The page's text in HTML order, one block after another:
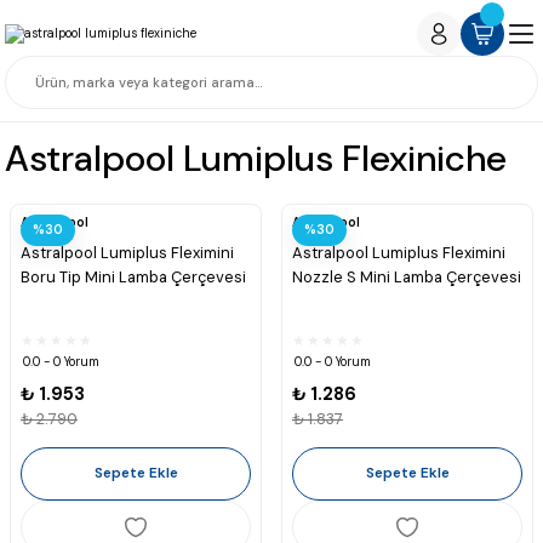
Astralpool Lumiplus Flexiniche
%30
Astralpool
Astralpool Lumiplus Fleximini
Boru Tip Mini Lamba Çerçevesi
0.0 - 0 Yorum
₺ 1.953
₺ 2.790
Sepete Ekle
%30
Astralpool
Astralpool Lumiplus Fleximini
Nozzle S Mini Lamba Çerçevesi
0.0 - 0 Yorum
₺ 1.286
₺ 1.837
Sepete Ekle